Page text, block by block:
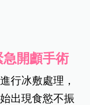
開顱手術
行冰敷處理，
出現食慾不振